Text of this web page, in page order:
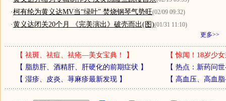
·柯有纶为黄义达MV当“绿叶” 焚烧钢琴气势旺(02/09 09:32)
·黄义达闭关20个月 《完美演出》破壳而出(图)(01/31 11:10)
更多>>
【 祛斑、祛痘、祛疮—美女宝典！ 】 【惊闻！18岁少
【 脂肪肝、酒精肝、肝硬化的前期症状 】 【 热点：新药问
【 湿疹、皮炎、荨麻疹最新发现】 【 高血压、高血